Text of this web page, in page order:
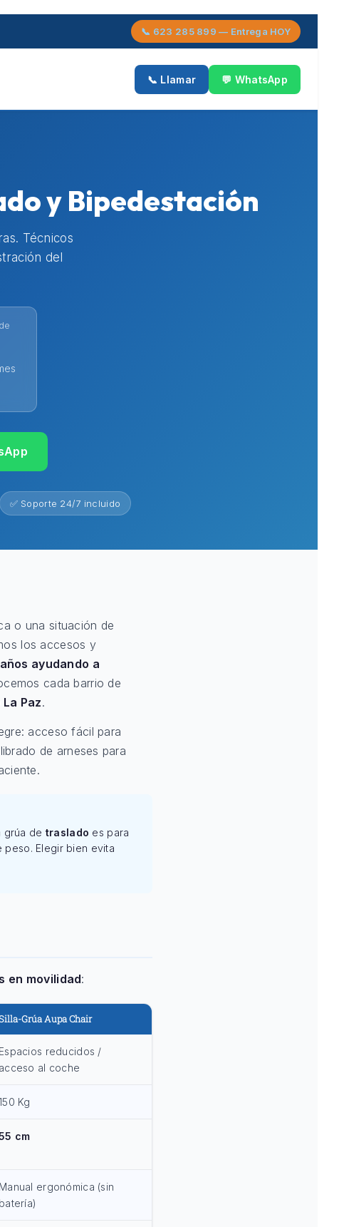
📞 623 285 899 — Entrega HOY
📞 Llamar 💬 WhatsApp
y Bipedestación
Técnicos
del
✅ Soporte 24/7 incluido
o una situación de
los accesos y
ayudando a
cada barrio de
Paz.
acceso fácil para
de arneses para
grúa de traslado es para
Elegir bien evita
en movilidad:
Grúa Aupa Chair
Espacios reducidos /
acceso al coche
Kg
cm
Manual ergonómica (sin
batería)